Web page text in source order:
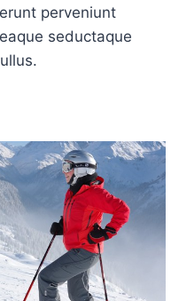
perveniunt
seductaque